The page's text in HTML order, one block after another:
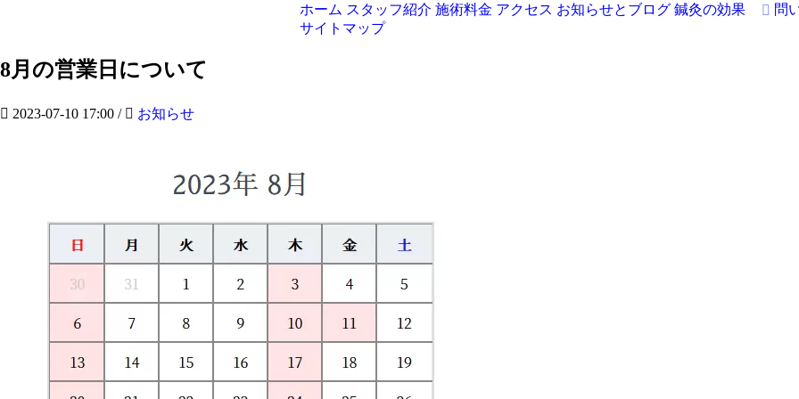
ホーム スタッフ紹介 施術料金 アクセス お知らせとブログ 鍼灸の効果
問
サイトマップ
8月の営業日について
2023-07-10 17:00 / お知らせ